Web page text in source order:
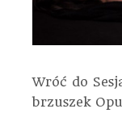
Wróć do
brzuszek